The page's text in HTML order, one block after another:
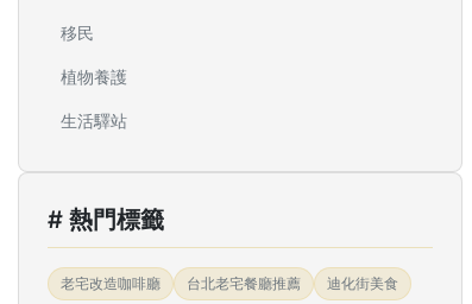
移民
植物養護
生活驛站
# 熱門標籤
老宅改造咖啡廳 台北老宅餐廳推薦 迪化街美食